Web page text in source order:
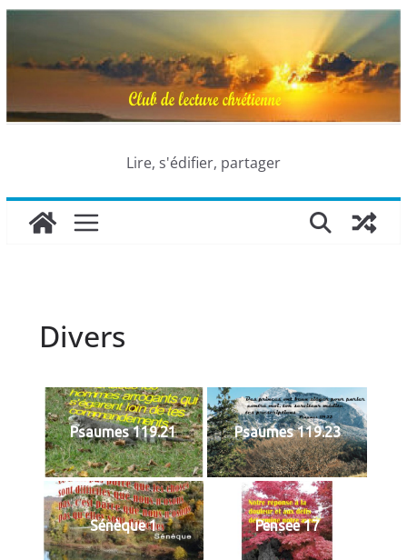
contenu
Lire, s'édifier, partager
Divers
Psaumes 119.21 Psaumes 119.23
Sénèque 1 Pensee 17